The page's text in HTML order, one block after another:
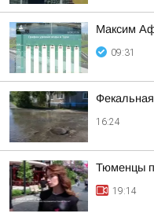
Максим
09:31
16:24
Тюменцы
19:14